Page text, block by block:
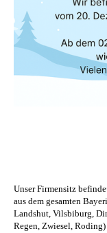
Unser Firmensitz
aus dem gesamten
Landshut, Vilsbiburg,
Regen, Zwiesel, Roding)